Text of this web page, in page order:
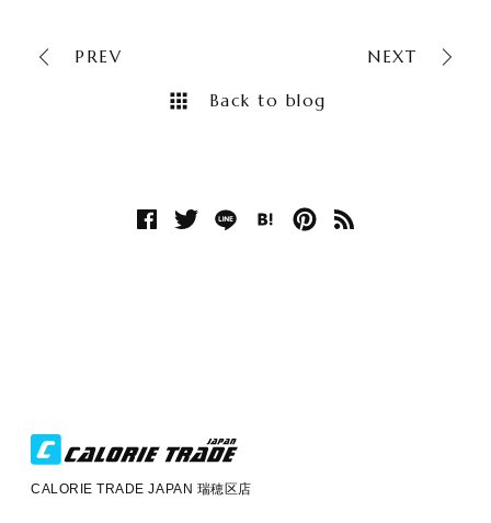
PREV NEXT
Back to blog
CALORIE TRADE JAPAN 瑞穂区店